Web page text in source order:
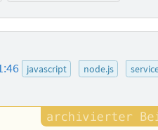
javascript node.js